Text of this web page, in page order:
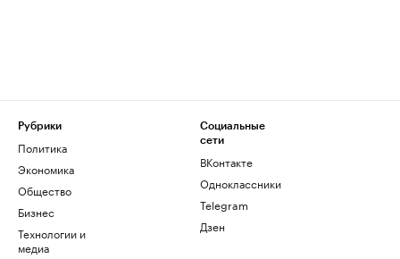
Рубрики
Политика
Экономика
Общество
Бизнес
Технологии и
медиа
Социальные
сети
ВКонтакте
Одноклассники
Telegram
Дзен